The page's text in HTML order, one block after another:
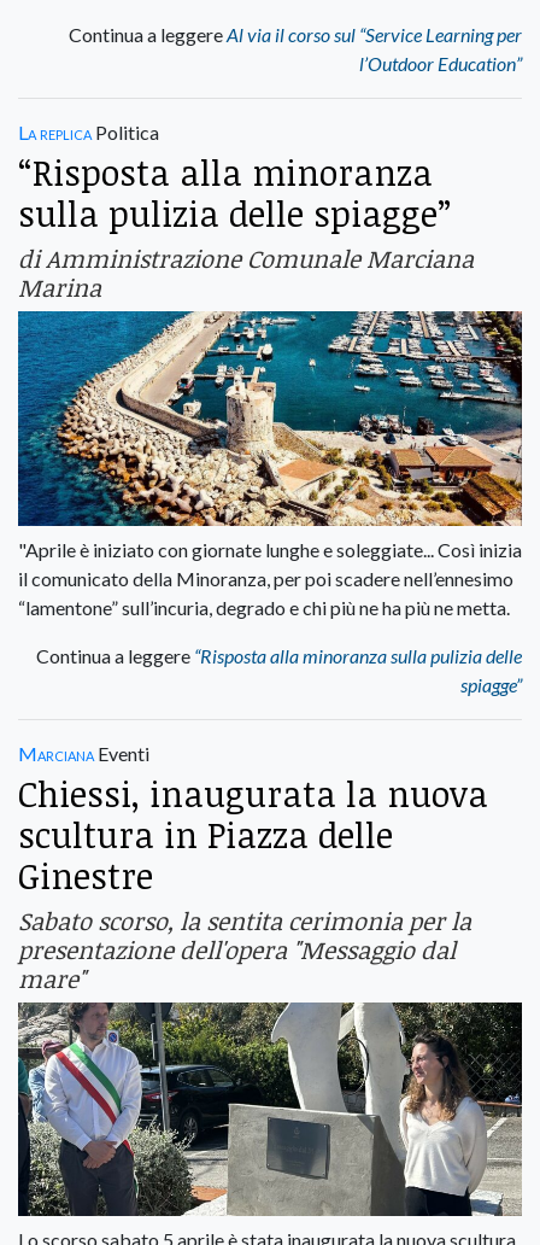
Continua a leggereAl via il corso sul “Service Learning per
l’Outdoor Education”
La replica Politica
“Risposta alla minoranza
sulla pulizia delle spiagge”
di Amministrazione Comunale Marciana
Marina
"Aprile è iniziato con giornate lunghe e soleggiate... Così inizia
il comunicato della Minoranza, per poi scadere nell’ennesimo
“lamentone” sull’incuria, degrado e chi più ne ha più ne metta.
Continua a leggere “Risposta alla minoranza sulla pulizia delle
spiagge”
Marciana Eventi
Chiessi, inaugurata la nuova
scultura in Piazza delle
Ginestre
Sabato scorso, la sentita cerimonia per la
presentazione dell'opera "Messaggio dal
mare"
Lo scorso sabato 5 aprile è stata inaugurata la nuova scultura